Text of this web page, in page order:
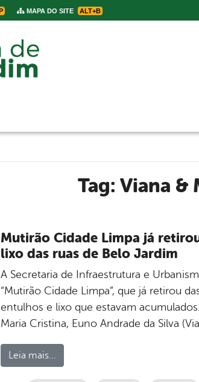
MAPA DO SITE ALT+B
Tag: Viana &
Mutirão Cidade Limpa já
lixo das ruas de Belo Jardim
A Secretaria de Infraestrutura e
“Mutirão Cidade Limpa”, que já retirou
entulhos e lixo que estavam
Maria Cristina, Euno Andrade da Silva
Leia mais...